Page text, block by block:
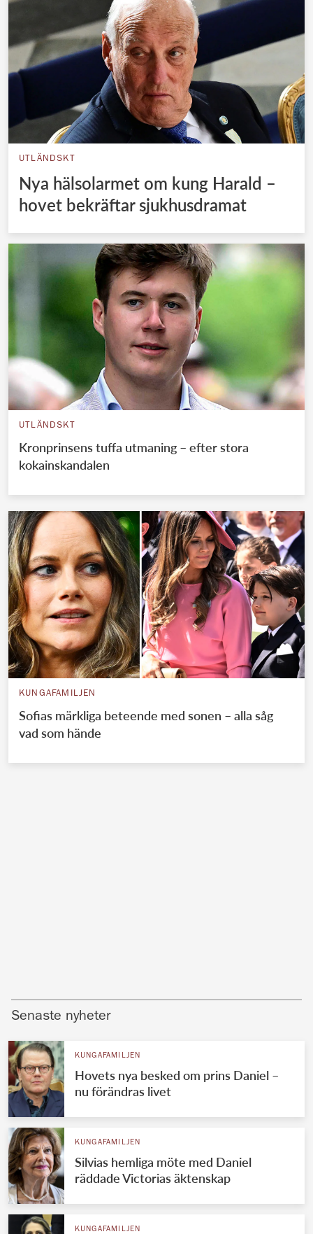
UTLÄNDSKT
Nya hälsolarmet om kung Harald –
hovet bekräftar sjukhusdramat
UTLÄNDSKT
Kronprinsens tuffa utmaning – efter stora
kokainskandalen
KUNGAFAMILJEN
Sofias märkliga beteende med sonen – alla såg
vad som hände
Senaste nyheter
KUNGAFAMILJEN
Hovets nya besked om prins Daniel –
nu förändras livet
KUNGAFAMILJEN
Silvias hemliga möte med Daniel
räddade Victorias äktenskap
KUNGAFAMILJEN